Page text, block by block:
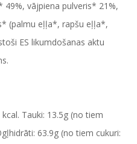
49%, vājpiena pulveris* 21%,
(palmu eļļa*, rapšu eļļa*,
ES likumdošanas aktu
Tauki: 13.5g (no tiem
63.9g (no tiem cukuri: